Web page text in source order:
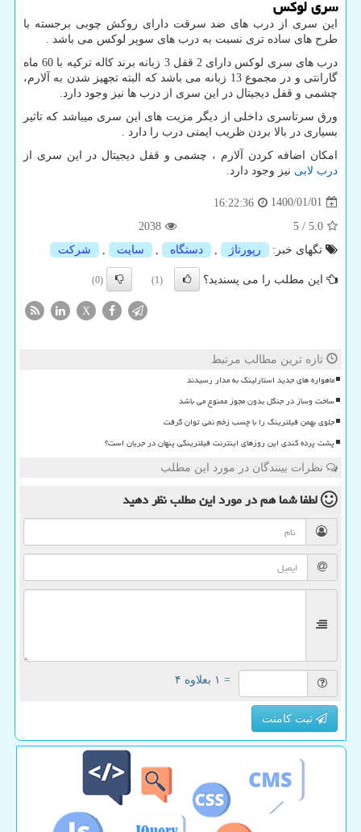
سری لوکس
این سری از درب های ضد سرقت دارای روکش چوبی برجسته با
طرح های ساده تری نسبت به درب های سوپر لوکس می باشد .
درب های سری لوکس دارای 2 قفل 3 زبانه برند کاله ترکیه با 60 ماه
گارانتی و در مجموع 13 زبانه می باشد که البته تجهیز شدن به آلارم،
چشمی و قفل دیجیتال در این سری از درب ها نیز وجود دارد.
ورق سرتاسری داخلی از دیگر مزیت های این سری میباشد که تاثیر
بسیاری در بالا بردن ظریب ایمنی درب را دارد .
امکان اضافه کردن آلارم ، چشمی و قفل دیجیتال در این سری از
درب لابی نیز وجود دارد.
1400/01/01
16:22:36
5.0
/
5
2038
تگهای خبر:
رپورتاژ , دستگاه , سایت , شركت
این مطلب را می پسندید؟ (1)
(0)
X
تازه ترین مطالب مرتبط
ماهواره های جدید استارلینک به مدار رسیدند
ساخت وساز در جنگل بدون مجوز ممنوع می باشد
جلوی بهمن فیلترینگ را با چسب زخم نمی توان گرفت
پشت پرده کندی این روزهای اینترنت فیلترینگی پنهان در جریان است؟
نظرات بینندگان در مورد این مطلب
لطفا شما همدر مورد این مطلبنظر دهید
= ۱ بعلاوه ۴
ثبت کامنت